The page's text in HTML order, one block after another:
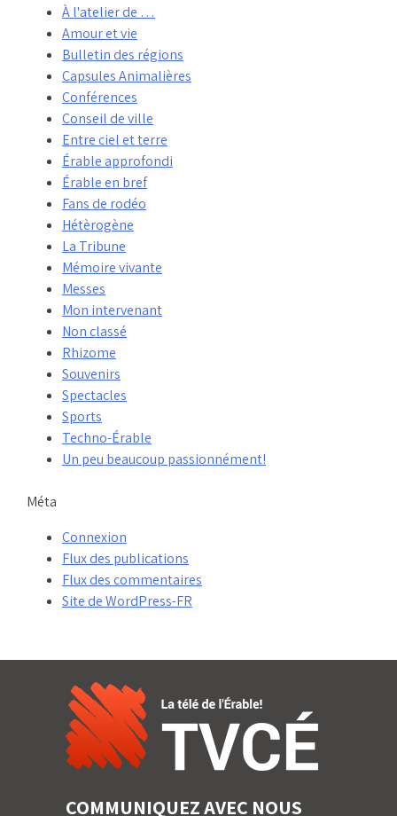
À l'atelier de …
Amour et vie
Bulletin des régions
Capsules Animalières
Conférences
Conseil de ville
Entre ciel et terre
Érable approfondi
Érable en bref
Fans de rodéo
Hétèrogène
La Tribune
Mémoire vivante
Messes
Mon intervenant
Non classé
Rhizome
Souvenirs
Spectacles
Sports
Techno-Érable
Un peu beaucoup passionnément!
Méta
Connexion
Flux des publications
Flux des commentaires
Site de WordPress-FR
COMMUNIQUEZ AVEC NOUS